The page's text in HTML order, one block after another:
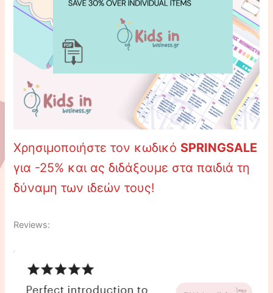
Χρησιμοποιήστε τον κωδικό SPRINGSALE
για -25% και ας διδάξουμε στα παιδιά τη
δύναμη των ιδεών τους!
Reviews: